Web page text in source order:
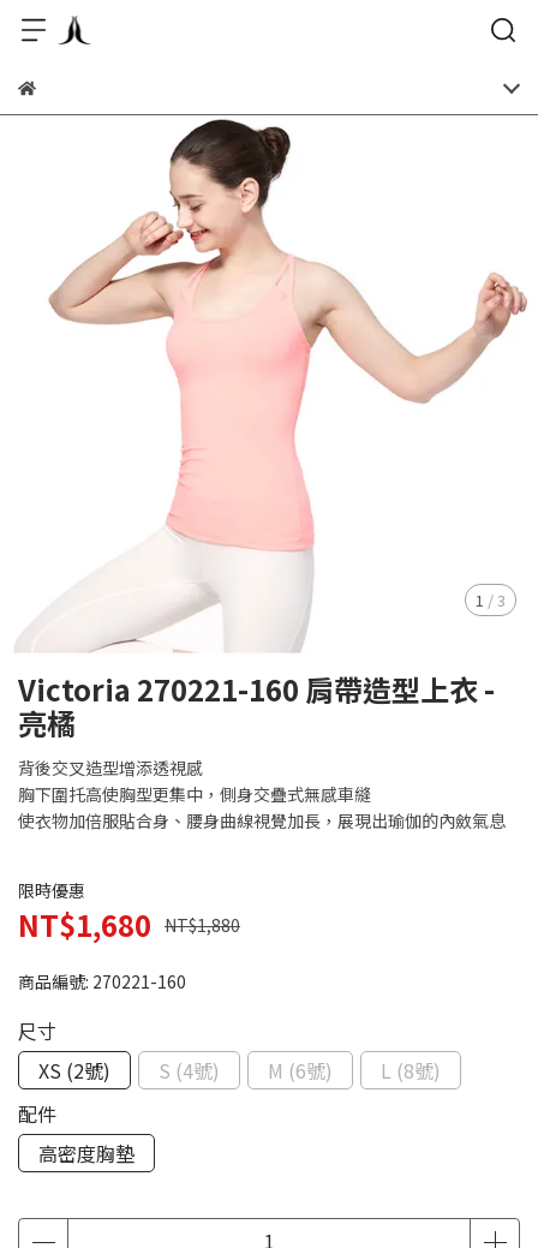
1 /3
Victoria 270221-160 肩帶造型上衣 -
亮橘
背後交叉造型增添透視感
胸下圍托高使胸型更集中，側身交疊式無感車縫
使衣物加倍服貼合身、腰身曲線視覺加長，展現出瑜伽的內斂氣息
限時優惠
NT$1,680 NT$1,880
商品編號: 270221-160
尺寸
XS (2號)
S (4號) M (6號)
L (8號)
配件
高密度胸墊